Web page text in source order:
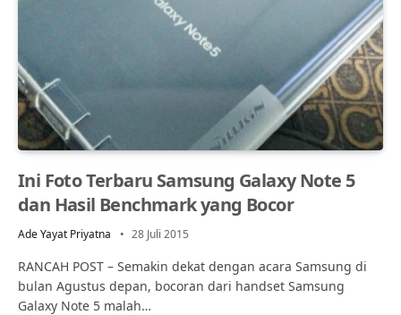
Ini Foto Terbaru Samsung Galaxy Note 5
dan Hasil Benchmark yang Bocor
Ade Yayat Priyatna 28 Juli 2015
RANCAH POST – Semakin dekat dengan acara Samsung di
bulan Agustus depan, bocoran dari handset Samsung
Galaxy Note 5 malah…